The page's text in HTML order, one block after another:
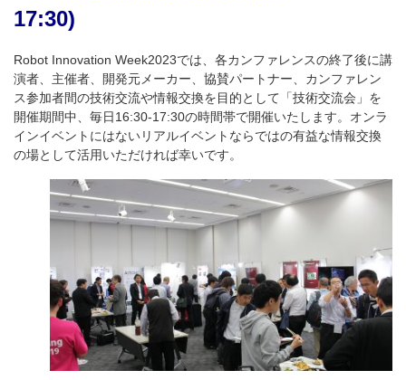
17:30)
Robot Innovation Week2023では、各カンファレンスの終了後に講
演者、 主催者、開発元メーカー、協賛パートナー、 カンファレン
ス参加者間の技術交流や情報交換を目的として「技術交流会」を
開催期間中、毎日16:30-17:30の時間帯で開催いたします。オンラ
インイベントにはないリアルイベントならではの有益な情報交換
の場として活用いただければ幸いです。